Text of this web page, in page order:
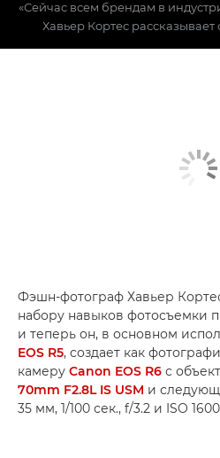
«Сейчас всем брендам в
Хавьер Кортес
Развеиваем мифы о создании
Фэшн-фотограф Хавьер
набору навыков фотосъемки
и теперь он, в основном
EOS R5, создает как
камеру Canon EOS R6 с
70mm F2.8L IS USM и
35 мм, 1/100 сек., f/3.2 и ISO